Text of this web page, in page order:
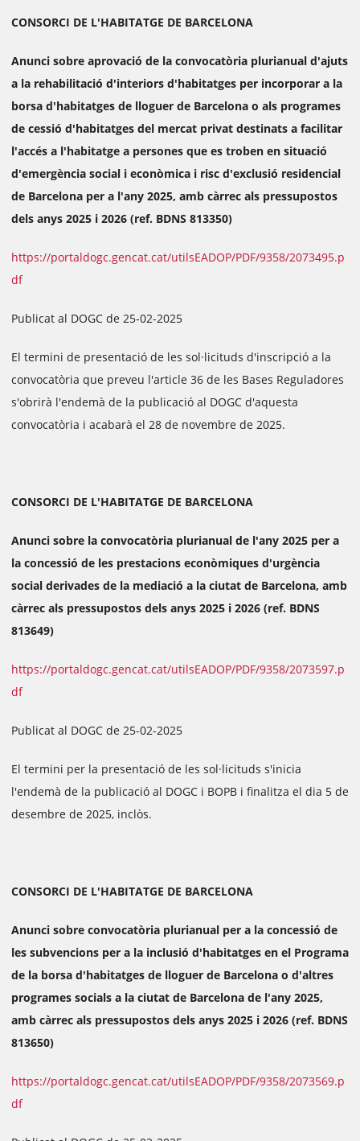
CONSORCI DE L'HABITATGE DE BARCELONA
Anunci sobre aprovació de la convocatòria plurianual d'ajuts
a la rehabilitació d'interiors d'habitatges per incorporar a la
borsa d'habitatges de lloguer de Barcelona o als programes
de cessió d'habitatges del mercat privat destinats a facilitar
l'accés a l'habitatge a persones que es troben en situació
d'emergència social i econòmica i risc d'exclusió residencial
de Barcelona per a l'any 2025, amb càrrec als pressupostos
dels anys 2025 i 2026 (ref. BDNS 813350)
https://portaldogc.gencat.cat/utilsEADOP/PDF/9358/2073495.p
df
Publicat al DOGC de 25-02-2025
El termini de presentació de les sol·licituds d'inscripció a la
convocatòria que preveu l'article 36 de les Bases Reguladores
s'obrirà l'endemà de la publicació al DOGC d'aquesta
convocatòria i acabarà el 28 de novembre de 2025.
CONSORCI DE L'HABITATGE DE BARCELONA
Anunci sobre la convocatòria plurianual de l'any 2025 per a
la concessió de les prestacions econòmiques d'urgència
social derivades de la mediació a la ciutat de Barcelona, amb
càrrec als pressupostos dels anys 2025 i 2026 (ref. BDNS
813649)
https://portaldogc.gencat.cat/utilsEADOP/PDF/9358/2073597.p
df
Publicat al DOGC de 25-02-2025
El termini per la presentació de les sol·licituds s'inicia
l'endemà de la publicació al DOGC i BOPB i finalitza el dia 5 de
desembre de 2025, inclòs.
CONSORCI DE L'HABITATGE DE BARCELONA
Anunci sobre convocatòria plurianual per a la concessió de
les subvencions per a la inclusió d'habitatges en el Programa
de la borsa d'habitatges de lloguer de Barcelona o d'altres
programes socials a la ciutat de Barcelona de l'any 2025,
amb càrrec als pressupostos dels anys 2025 i 2026 (ref. BDNS
813650)
https://portaldogc.gencat.cat/utilsEADOP/PDF/9358/2073569.p
df